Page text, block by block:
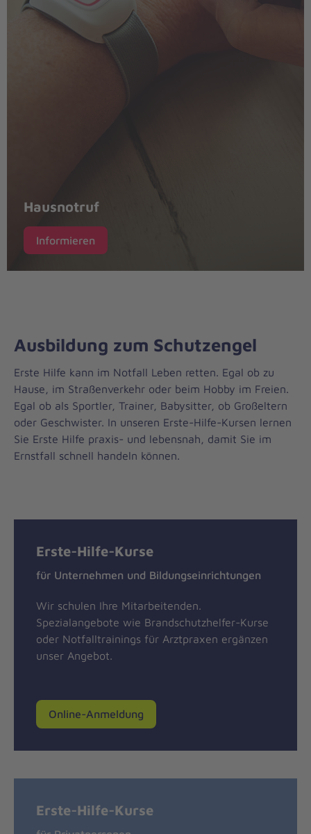
Hausnotruf
Informieren
Ausbildung zum Schutzengel
Erste Hilfe kann im Notfall Leben retten. Egal ob zu
Hause, im Straßenverkehr oder beim Hobby im Freien.
Egal ob als Sportler, Trainer, Babysitter, ob Großeltern
oder Geschwister. In unseren Erste-Hilfe-Kursen lernen
Sie Erste Hilfe praxis- und lebensnah, damit Sie im
Ernstfall schnell handeln können.
Erste-Hilfe-Kurse
für Unternehmen und Bildungseinrichtungen
Wir schulen Ihre Mitarbeitenden.
Spezialangebote wie Brandschutzhelfer-Kurse
oder Notfalltrainings für Arztpraxen ergänzen
unser Angebot.
Online-Anmeldung
Erste-Hilfe-Kurse